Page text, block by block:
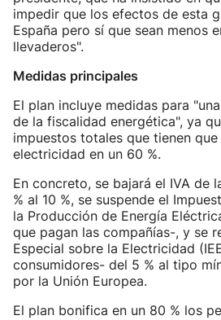
impedir que los efectos de esta
España pero sí que sean menos
llevaderos".
Medidas principales
El plan incluye medidas para
de la fiscalidad energética", ya
impuestos totales que tienen
electricidad en un 60 %.
En concreto, se bajará el IVA de
% al 10 %, se suspende el
la Producción de Energía
que pagan las compañías-, y se
Especial sobre la Electricidad
consumidores- del 5 % al tipo
por la Unión Europea.
El plan bonifica en un 80 % los